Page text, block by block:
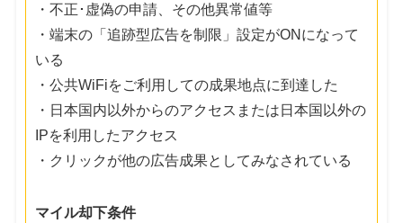
・不正･虚偽の申請、その他異常値等
・端末の「追跡型広告を制限」設定がONになって
いる
・公共WiFiをご利用しての成果地点に到達した
・日本国内以外からのアクセスまたは日本国以外の
IPを利用したアクセス
・クリックが他の広告成果としてみなされている
マイル却下条件